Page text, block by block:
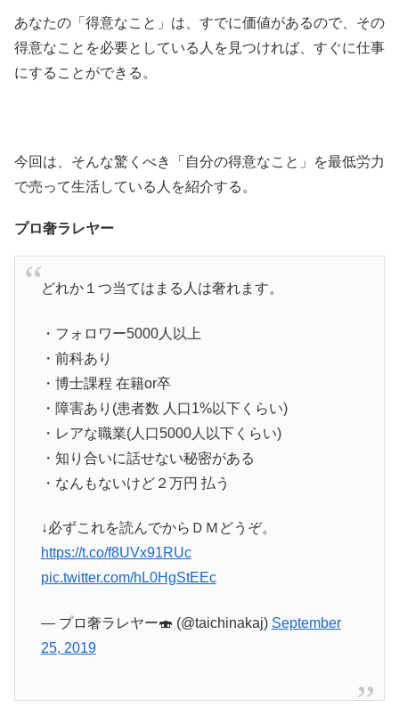
あなたの「得意なこと」は、すでに価値があるので、その
得意なことを必要としている人を見つければ、すぐに仕事
にすることができる。
今回は、そんな驚くべき「自分の得意なこと」を最低労力
で売って生活している人を紹介する。
プロ奢ラレヤー
どれか１つ当てはまる人は奢れます。
・フォロワー5000人以上
・前科あり
・博士課程 在籍or卒
・障害あり(患者数 人口1%以下くらい)
・レアな職業(人口5000人以下くらい)
・知り合いに話せない秘密がある
・なんもないけど２万円 払う
↓必ずこれを読んでからＤＭどうぞ。
https://t.co/f8UVx91RUc
pic.twitter.com/hL0HgStEEc
— プロ奢ラレヤー🍣 (@taichinakaj) September
25, 2019